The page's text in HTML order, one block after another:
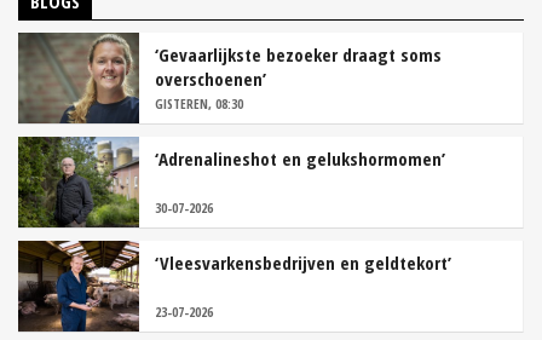
‘Gevaarlijkste bezoeker draagt soms
overschoenen’
GISTEREN, 08:30
‘Adrenalineshot en gelukshormomen’
30-07-2026
‘Vleesvarkensbedrijven en geldtekort’
23-07-2026